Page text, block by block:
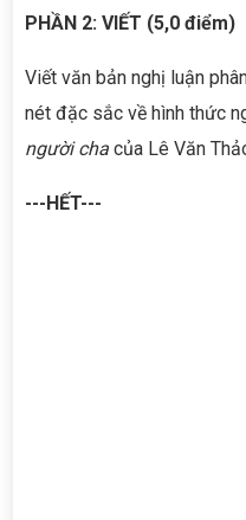
PHẦN 2: VIẾT (5,0 điểm)
Viết văn bản nghị luận
nét đặc sắc về hình thức
người cha của Lê Văn
---HẾT---